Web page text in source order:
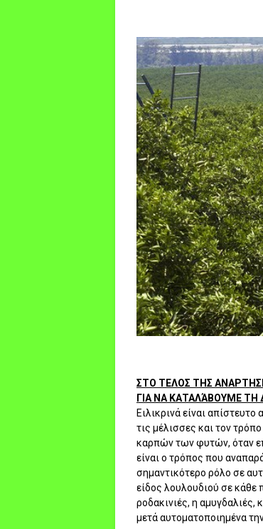
ΣΤΟ ΤΕΛΟΣ ΤΗΣ
ΓΙΑ ΝΑ ΚΑΤΑΛΆΒΟΥΜΕ ΤΗ
Ειλικρινά είναι
τις μέλισσες και τον
καρπών των φυτών, όταν
είναι ο τρόπος που
σημαντικότερο ρόλο σε
είδος λουλουδιού σε κάθε
ροδακινιές, η αμυγδαλιές,
μετά αυτοματοποιημένα